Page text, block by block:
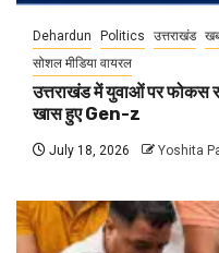
Dehardun Politics उत्तराखंड
सोशल मीडिया वायरल
उत्तराखंड में युवाओं पर फोकस
खास हुए Gen-z
July 18, 2026 Yoshita